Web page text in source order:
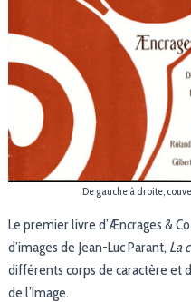
De gauche à droite,
Le premier livre d’Æncrages &
d’images de Jean-Luc Parant, La
différents corps de caractère et
de l’Image.